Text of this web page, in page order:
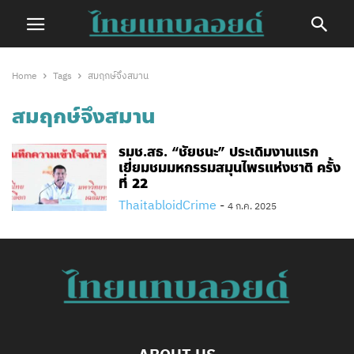
Home Tags สมฤกษ์จึงสมาน
สมฤกษ์จึงสมาน
รมช.สธ. “ชัยชนะ” ประเดิมงานแรก
เยี่ยมชมมหกรรมสมุนไพรแห่งชาติ ครั้ง
ที่ 22
ThaitabloidCrime - 4 ก.ค. 2025